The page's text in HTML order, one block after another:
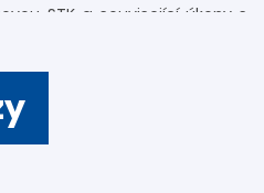
STK a související úkony s
739 34 34 34 či přímo v
návrh na uzavření smlouvy
§ 1732 zákona č. 89/2012 Sb.,
DAVO CAR s.r.o. si